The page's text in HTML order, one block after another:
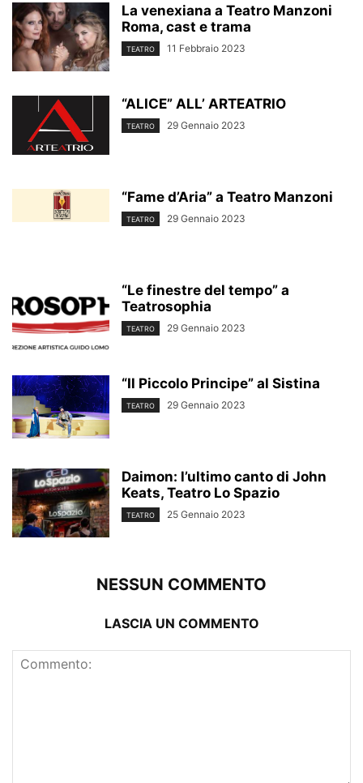
La venexiana a Teatro Manzoni
Roma, cast e trama
TEATRO 11 Febbraio 2023
“ALICE” ALL’ ARTEATRIO
TEATRO 29 Gennaio 2023
“Fame d’Aria” a Teatro Manzoni
TEATRO 29 Gennaio 2023
“Le finestre del tempo” a
Teatrosophia
TEATRO 29 Gennaio 2023
“Il Piccolo Principe” al Sistina
TEATRO 29 Gennaio 2023
Daimon: l’ultimo canto di John
Keats, Teatro Lo Spazio
TEATRO 25 Gennaio 2023
NESSUN COMMENTO
LASCIA UN COMMENTO